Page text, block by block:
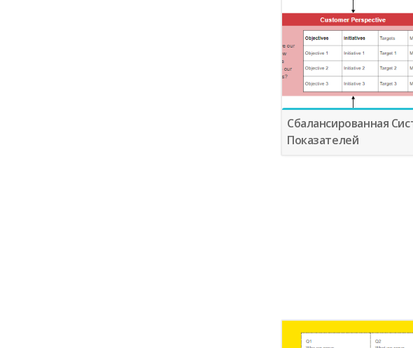
Сбалансированная
Показателей